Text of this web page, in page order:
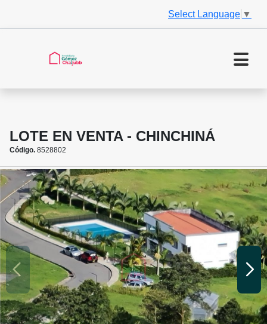
Select Language ▼
LOTE EN VENTA - CHINCHINÁ
Código. 8528802